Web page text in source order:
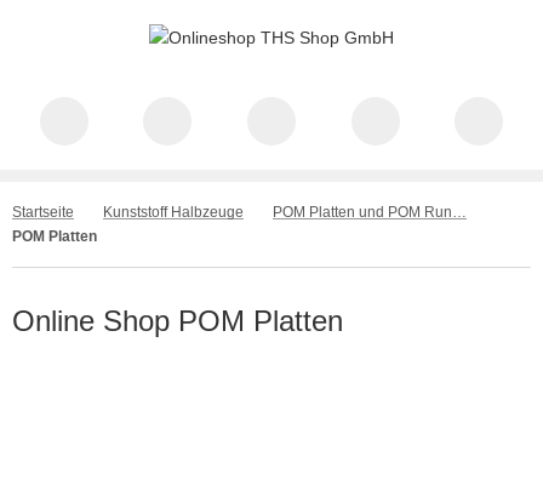
Startseite Kunststoff Halbzeuge
POM Platten und POM Rundstäbe
POM Platten
Online Shop POM Platten